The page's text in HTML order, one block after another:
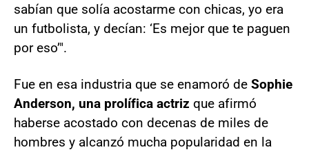
sabían que solía acostarme con chicas, yo era
un futbolista, y decían: ‘Es mejor que te paguen
por eso’".
Fue en esa industria que se enamoró de Sophie
Anderson, una prolífica actriz que afirmó
haberse acostado con decenas de miles de
hombres y alcanzó mucha popularidad en la